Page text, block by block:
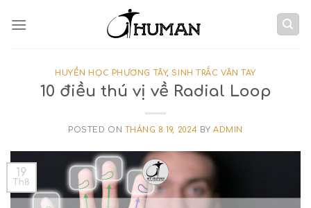
HUYỀN HỌC PHƯƠNG TÂY,SINH TRẮC VÂN TAY
10 điều thú vị về Radial Loop
POSTED ON THÁNG 8 19, 2024 BY ADMIN
19
Th8